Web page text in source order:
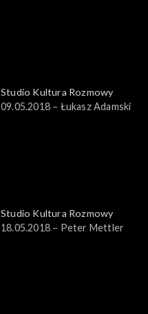
Studio Kultura Rozmowy
09.05.2018 – Łukasz Adamski
Studio Kultura Rozmowy
18.05.2018 – Peter Mettler